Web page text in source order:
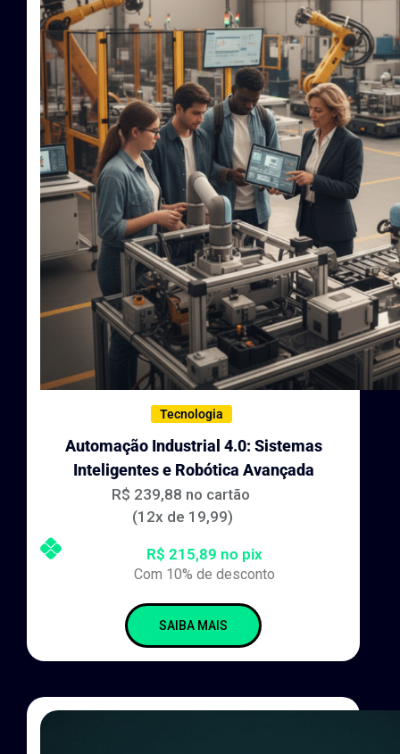
Tecnologia
Automação Industrial 4.0: Sistemas
Inteligentes e Robótica Avançada
R$ 239,88 no cartão
(12x de 19,99)
R$ 215,89 no pix
Com 10% de desconto
SAIBA MAIS